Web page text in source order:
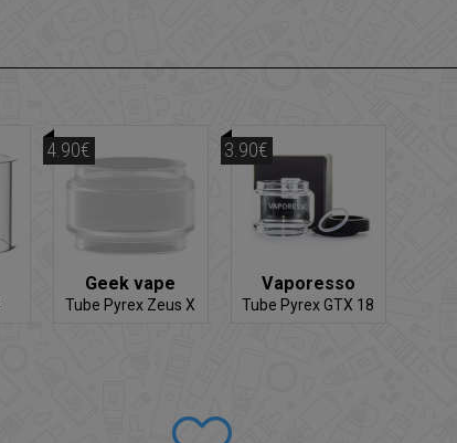
Geek vape
Tube Pyrex Zeus X
4.90€
Vaporesso
Tube Pyrex GTX 18
3.90€